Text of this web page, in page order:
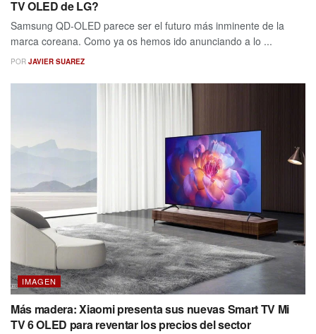
TV OLED de LG?
Samsung QD-OLED parece ser el futuro más inminente de la
marca coreana. Como ya os hemos ido anunciando a lo ...
POR JAVIER SUAREZ
IMAGEN
Más madera: Xiaomi presenta sus nuevas Smart TV Mi
TV 6 OLED para reventar los precios del sector